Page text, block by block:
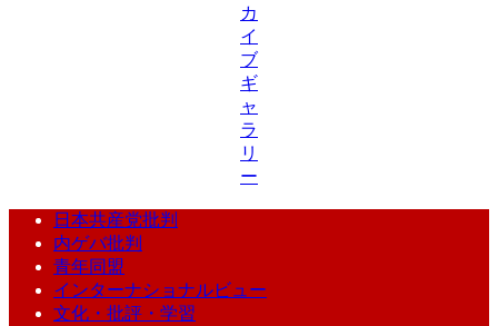
カ
イ
ブ
ギ
ャ
ラ
リ
ー
日本共産党批判
内ゲバ批判
青年同盟
インターナショナルビュー
文化・批評・学習